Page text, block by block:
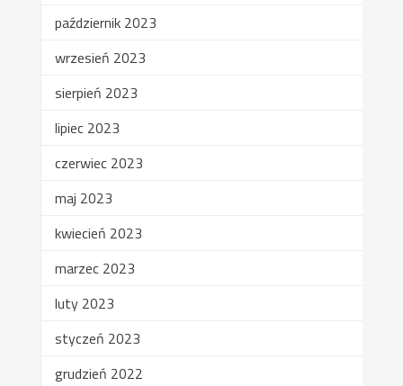
październik 2023
wrzesień 2023
sierpień 2023
lipiec 2023
czerwiec 2023
maj 2023
kwiecień 2023
marzec 2023
luty 2023
styczeń 2023
grudzień 2022